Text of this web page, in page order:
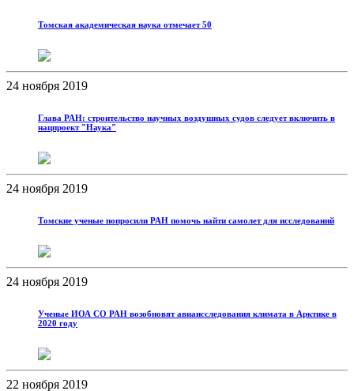
Томская академическая наука отмечает 50
24 ноября 2019
Глава РАН: строительство научных воздушных судов следует включить в
нацпроект "Наука"
24 ноября 2019
Томские ученые попросили РАН помочь найти самолет для исследований
24 ноября 2019
Ученые ИОА СО РАН возобновят авиаисследования климата в Арктике в
2020 году
22 ноября 2019